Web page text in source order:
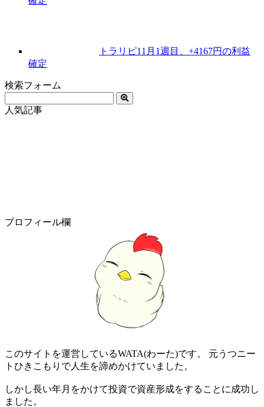
トラリピ11月1週目、+4167円の利益
確定
検索フォーム
人気記事
プロフィール欄
このサイトを運営しているWATA(わーた)です。 元うつニー
トひきこもりで人生を諦めかけていました。
しかし長い年月をかけて投資で資産形成をすることに成功し
ました。